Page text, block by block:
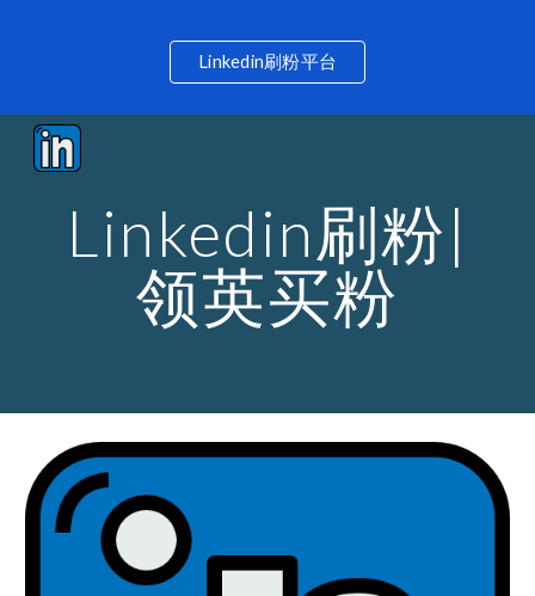
Skip to main content
Linkedin刷粉平台
Linkedin刷粉|
领英买粉